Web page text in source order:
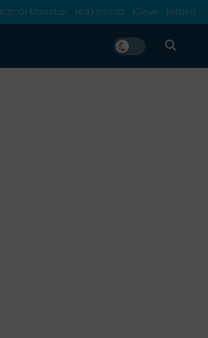
Kömür Masalları Hakkımızda Künye İletişim